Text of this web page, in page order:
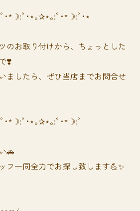
･*☽:ﾟ･⋆｡✰⋆｡:ﾟ･*☽:ﾟ･⋆
のお取り付けから、ちょっとした
❣️
ましたら、ぜひ当店までお問合せ
･*☽:ﾟ･⋆｡✰⋆｡:ﾟ･*☽:ﾟ
🚗
フ一同全力でお探し致します💪✨